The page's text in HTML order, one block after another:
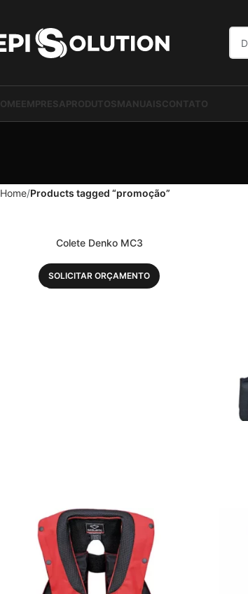
EMPRESAPRODUTOSMANUAISCONTATO
Home Products tagged “promoção”
Colete Denko MC3
SOLICITAR ORÇAMENTO